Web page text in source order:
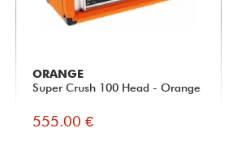
ORANGE
Super Crush 100 Head - Orange
555.00 €